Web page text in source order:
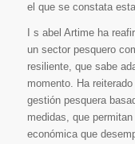
el que se constata
I s abel Artime ha
un sector pesquero
resiliente, que sabe
momento. Ha
gestión pesquera
medidas, que
económica que